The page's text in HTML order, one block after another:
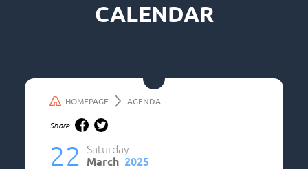
CALENDAR
HOMEPAGE AGENDA
Share
Saturday
22 March 2025